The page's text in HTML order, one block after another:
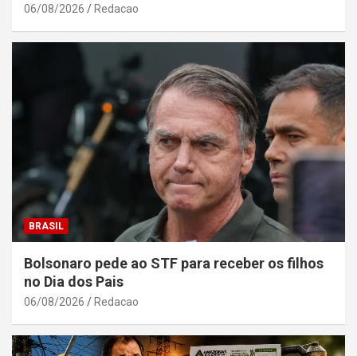
06/08/2026 Redacao
BRASIL
Bolsonaro pede ao STF para receber os filhos
no Dia dos Pais
06/08/2026 Redacao